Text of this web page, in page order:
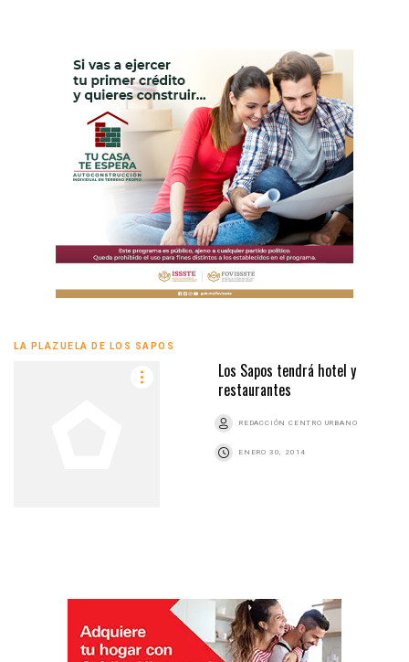
LA PLAZUELA DE LOS SAPOS
Los Sapos tendrá hotel y
restaurantes
REDACCIÓN CENTRO URBANO
ENERO 30, 2014